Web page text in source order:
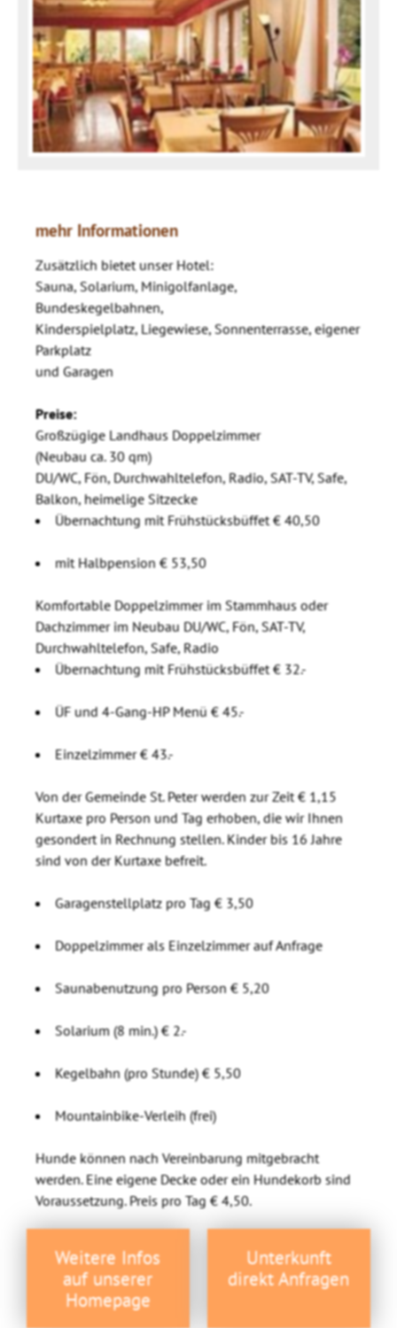
mehr Informationen
Zusätzlich bietet unser Hotel:
Sauna, Solarium, Minigolfanlage,
Bundeskegelbahnen,
Kinderspielplatz, Liegewiese, Sonnenterrasse, eigener
Parkplatz
und Garagen
Preise:
Großzügige Landhaus Doppelzimmer
(Neubau ca. 30 qm)
DU/WC, Fön, Durchwahltelefon, Radio, SAT-TV, Safe,
Balkon, heimelige Sitzecke
Übernachtung mit Frühstücksbüffet € 40,50
mit Halbpension € 53,50
Komfortable Doppelzimmer im Stammhaus oder
Dachzimmer im Neubau DU/WC, Fön, SAT-TV,
Durchwahltelefon, Safe, Radio
Übernachtung mit Frühstücksbüffet € 32.-
ÜF und 4-Gang-HP Menü € 45.-
Einzelzimmer € 43.-
Von der Gemeinde St. Peter werden zur Zeit € 1,15
Kurtaxe pro Person und Tag erhoben, die wir Ihnen
gesondert in Rechnung stellen. Kinder bis 16 Jahre
sind von der Kurtaxe befreit.
Garagenstellplatz pro Tag € 3,50
Doppelzimmer als Einzelzimmer auf Anfrage
Saunabenutzung pro Person € 5,20
Solarium (8 min.) € 2.-
Kegelbahn (pro Stunde) € 5,50
Mountainbike-Verleih (frei)
Hunde können nach Vereinbarung mitgebracht
werden. Eine eigene Decke oder ein Hundekorb sind
Voraussetzung. Preis pro Tag € 4,50.
Weitere Infos
auf unserer
Homepage
Unterkunft
direkt Anfragen